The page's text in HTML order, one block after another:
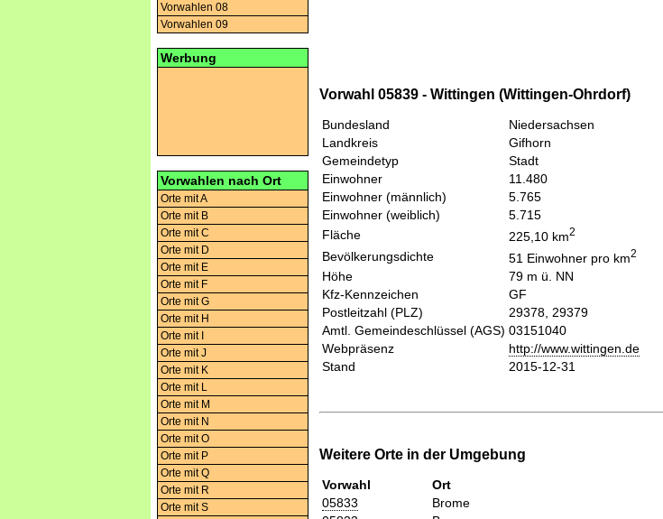
Vorwahlen 08
Vorwahlen 09
Werbung
Vorwahlen nach Ort
Orte mit A
Orte mit B
Orte mit C
Orte mit D
Orte mit E
Orte mit F
Orte mit G
Orte mit H
Orte mit I
Orte mit J
Orte mit K
Orte mit L
Orte mit M
Orte mit N
Orte mit O
Orte mit P
Orte mit Q
Orte mit R
Orte mit S
Vorwahl 05839 - Wittingen (Wittingen-Ohrdorf)
Bundesland
Niedersachsen
Landkreis
Gifhorn
Gemeindetyp
Stadt
Einwohner
11.480
Einwohner (männlich)
5.765
Einwohner (weiblich)
5.715
Fläche
225,10 km2
Bevölkerungsdichte 51 Einwohner pro km2
Höhe
79 m ü. NN
Kfz-Kennzeichen
GF
Postleitzahl (PLZ)
29378, 29379
Amtl. Gemeindeschlüssel (AGS) 03151040
Webpräsenz
http://www.wittingen.de
Stand
2015-12-31
Weitere Orte in der Umgebung
Vorwahl Ort
05833
Brome